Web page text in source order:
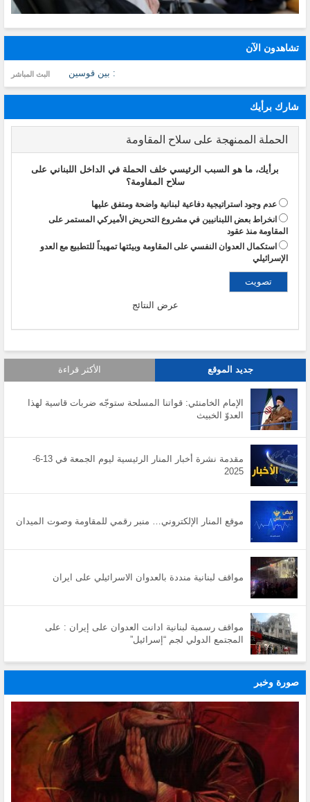
تشاهدون الآن
: بين قوسين البث المباشر
شارك برأيك
الحملة الممنهجة على سلاح المقاومة
برأيك، ما هو السبب الرئيسي خلف الحملة في الداخل اللبناني على
سلاح المقاومة؟
عدم وجود استراتيجية دفاعية لبنانية واضحة ومتفق عليها
انخراط بعض اللبنانيين في مشروع التحريض الأميركي المستمر على
المقاومة منذ عقود
استكمال العدوان النفسي على المقاومة وبيئتها تمهيداً للتطبيع مع العدو
الإسرائيلي
عرض النتائج
جديد الموقع الأكثر قراءة
الإمام الخامنئي: قواتنا المسلحة ستوجّه ضربات قاسية لهذا
العدوّ الخبيث
مقدمة نشرة أخبار المنار الرئيسية ليوم الجمعة في 13-6-
2025
موقع المنار الإلكتروني… منبر رقمي للمقاومة وصوت الميدان
مواقف لبنانية منددة بالعدوان الاسرائيلي على ايران
مواقف رسمية لبنانية ادانت العدوان على إيران : على
المجتمع الدولي لجم “إسرائيل”
صورة وخبر